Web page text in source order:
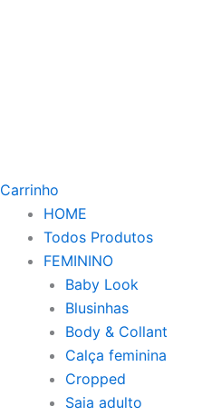
Carrinho
HOME
Todos Produtos
FEMININO
Baby Look
Blusinhas
Body & Collant
Calça feminina
Cropped
Saia adulto